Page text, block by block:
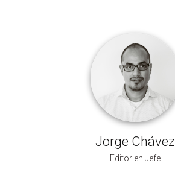
Jorge Chávez
Editor en Jefe